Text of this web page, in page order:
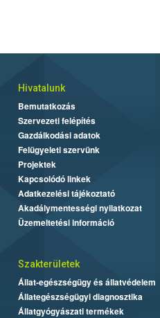
Hivatalunk
Bemutatkozás
Szervezeti felépítés
Gazdálkodási adatok
Felügyeleti szervünk
Projektek
Kapcsolódó linkek
Adatkezelési tájékoztató
Akadálymentességi nyilatkozat
Üzemeltetési információ
Szakterületek
Állat-egészségügy és állatvédelem
Állategészségügyi diagnosztika
Állatgyógyászati termékek